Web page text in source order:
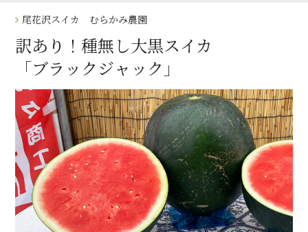
尾花沢スイカ むらかみ農園
訳あり！種無し大黒スイカ
「ブラックジャック」